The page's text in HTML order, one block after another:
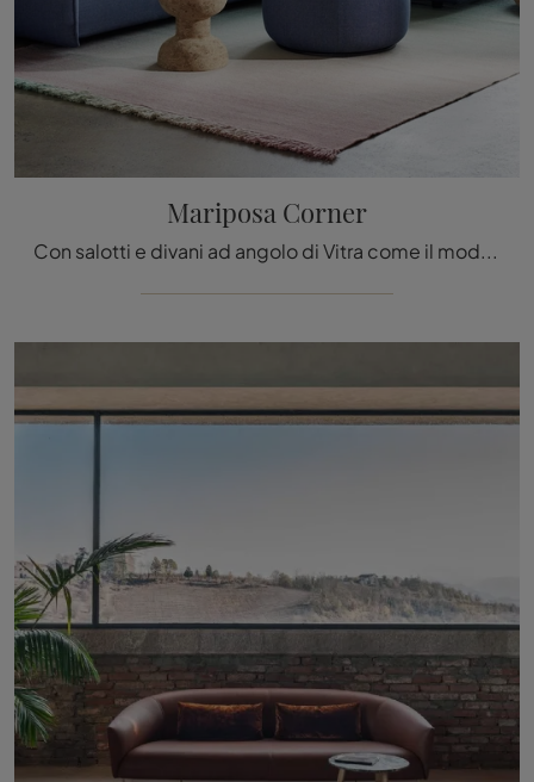
Mariposa Corner
Con salotti e divani ad angolo di Vitra come il modello Mariposa Corner in tessuto, potrai ultimare il tuo concept d'arredo.